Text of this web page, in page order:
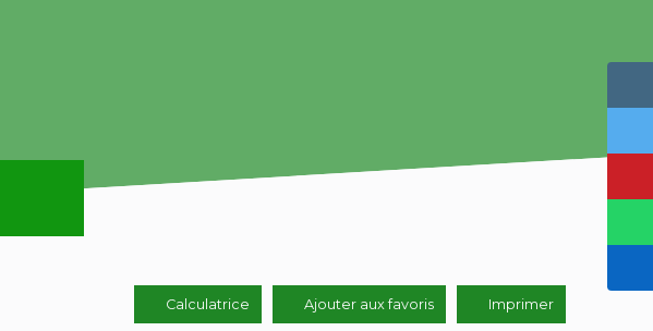
Calculatrice Ajouter aux favoris Imprimer